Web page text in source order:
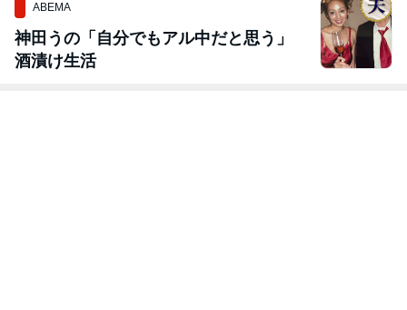
ABEMA
神田うの「自分でもアル中だと思う」
酒漬け生活